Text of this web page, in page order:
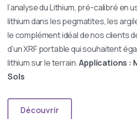
l’analyse du Lithium, pré-calibré en
lithium dans les pegmatites, les
le complément idéal de nos clients
d’un XRF portable qui souhaitent
lithium sur le terrain.Applications :
Sols
Découvrir